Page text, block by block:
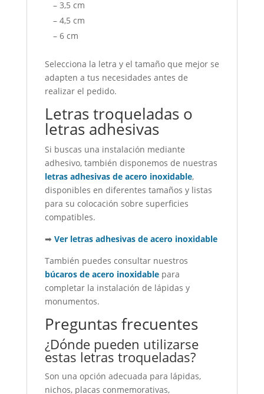
– 3,5 cm
– 4,5 cm
– 6 cm
Selecciona la letra y el tamaño que mejor se
adapten a tus necesidades antes de
realizar el pedido.
Letras troqueladas o
letras adhesivas
Si buscas una instalación mediante
adhesivo, también disponemos de nuestras
letras adhesivas de acero inoxidable,
disponibles en diferentes tamaños y listas
para su colocación sobre superficies
compatibles.
➡ Ver letras adhesivas de acero inoxidable
También puedes consultar nuestros
búcaros de acero inoxidablepara
completar la instalación de lápidas y
monumentos.
Preguntas frecuentes
¿Dónde pueden utilizarse
estas letras troqueladas?
Son una opción adecuada para lápidas,
nichos, placas conmemorativas,